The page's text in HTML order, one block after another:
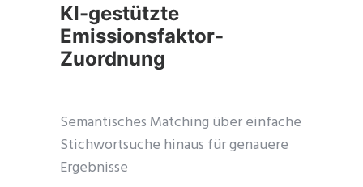
KI-gestützte
Emissionsfaktor-
Zuordnung
Semantisches Matching über einfache
Stichwortsuche hinaus für genauere
Ergebnisse